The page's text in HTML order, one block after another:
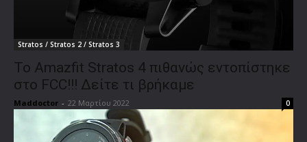
Stratos / Stratos 2 / Stratos 3
Το Amazfit Stratos 4 πιθανώς εντοπίστηκε
στο FCC!!! Δείτε τι βρήκαμε
Maddoctor - 22 Μαρτίου 2022 0